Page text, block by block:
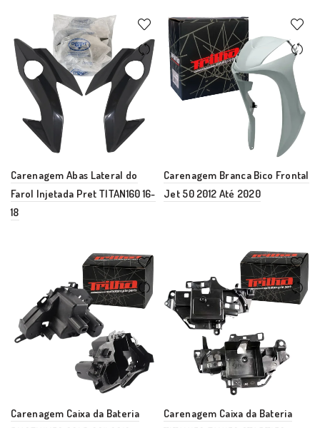
Carenagem Abas Lateral do
Farol Injetada Pret TITAN160 16-
18
Carenagem Branca Bico Frontal
Jet 50 2012 Até 2020
Carenagem Caixa da Bateria
Carenagem Caixa da Bateria